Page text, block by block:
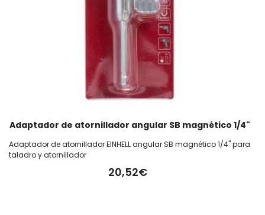
Adaptador de atornillador angular SB magnético 1/4"
Adaptador de atornillador EINHELL angular SB magnético 1/4" para
taladro y atornillador
20,52€